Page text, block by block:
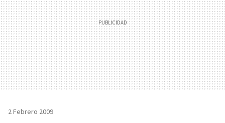
2 Febrero 2009